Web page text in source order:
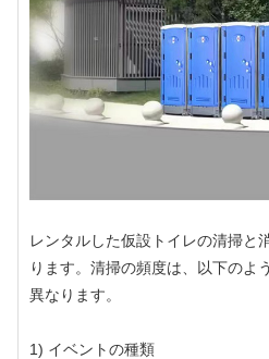
レンタルした仮設トイレの清掃と
ります。清掃の頻度は、以下のよ
異なります。
1) イベントの種類